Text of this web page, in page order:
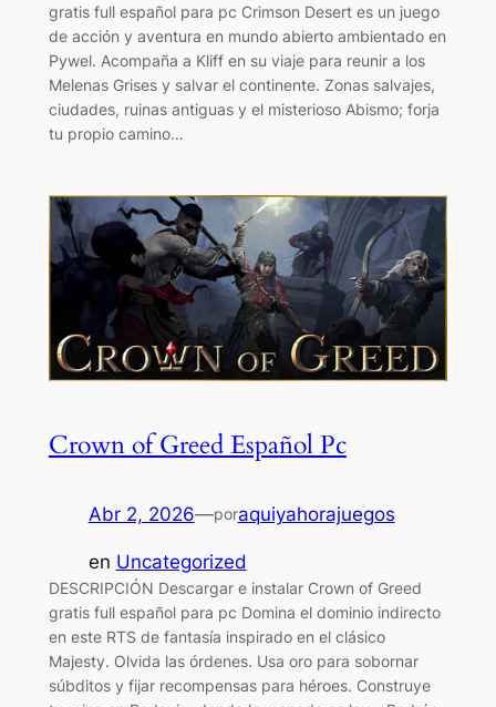
gratis full español para pc Crimson Desert es un juego
de acción y aventura en mundo abierto ambientado en
Pywel. Acompaña a Kliff en su viaje para reunir a los
Melenas Grises y salvar el continente. Zonas salvajes,
ciudades, ruinas antiguas y el misterioso Abismo; forja
tu propio camino…
Crown of Greed Español Pc
Abr 2, 2026—poraquiyahorajuegos
en Uncategorized
DESCRIPCIÓN Descargar e instalar Crown of Greed
gratis full español para pc Domina el dominio indirecto
en este RTS de fantasía inspirado en el clásico
Majesty. Olvida las órdenes. Usa oro para sobornar
súbditos y fijar recompensas para héroes. Construye